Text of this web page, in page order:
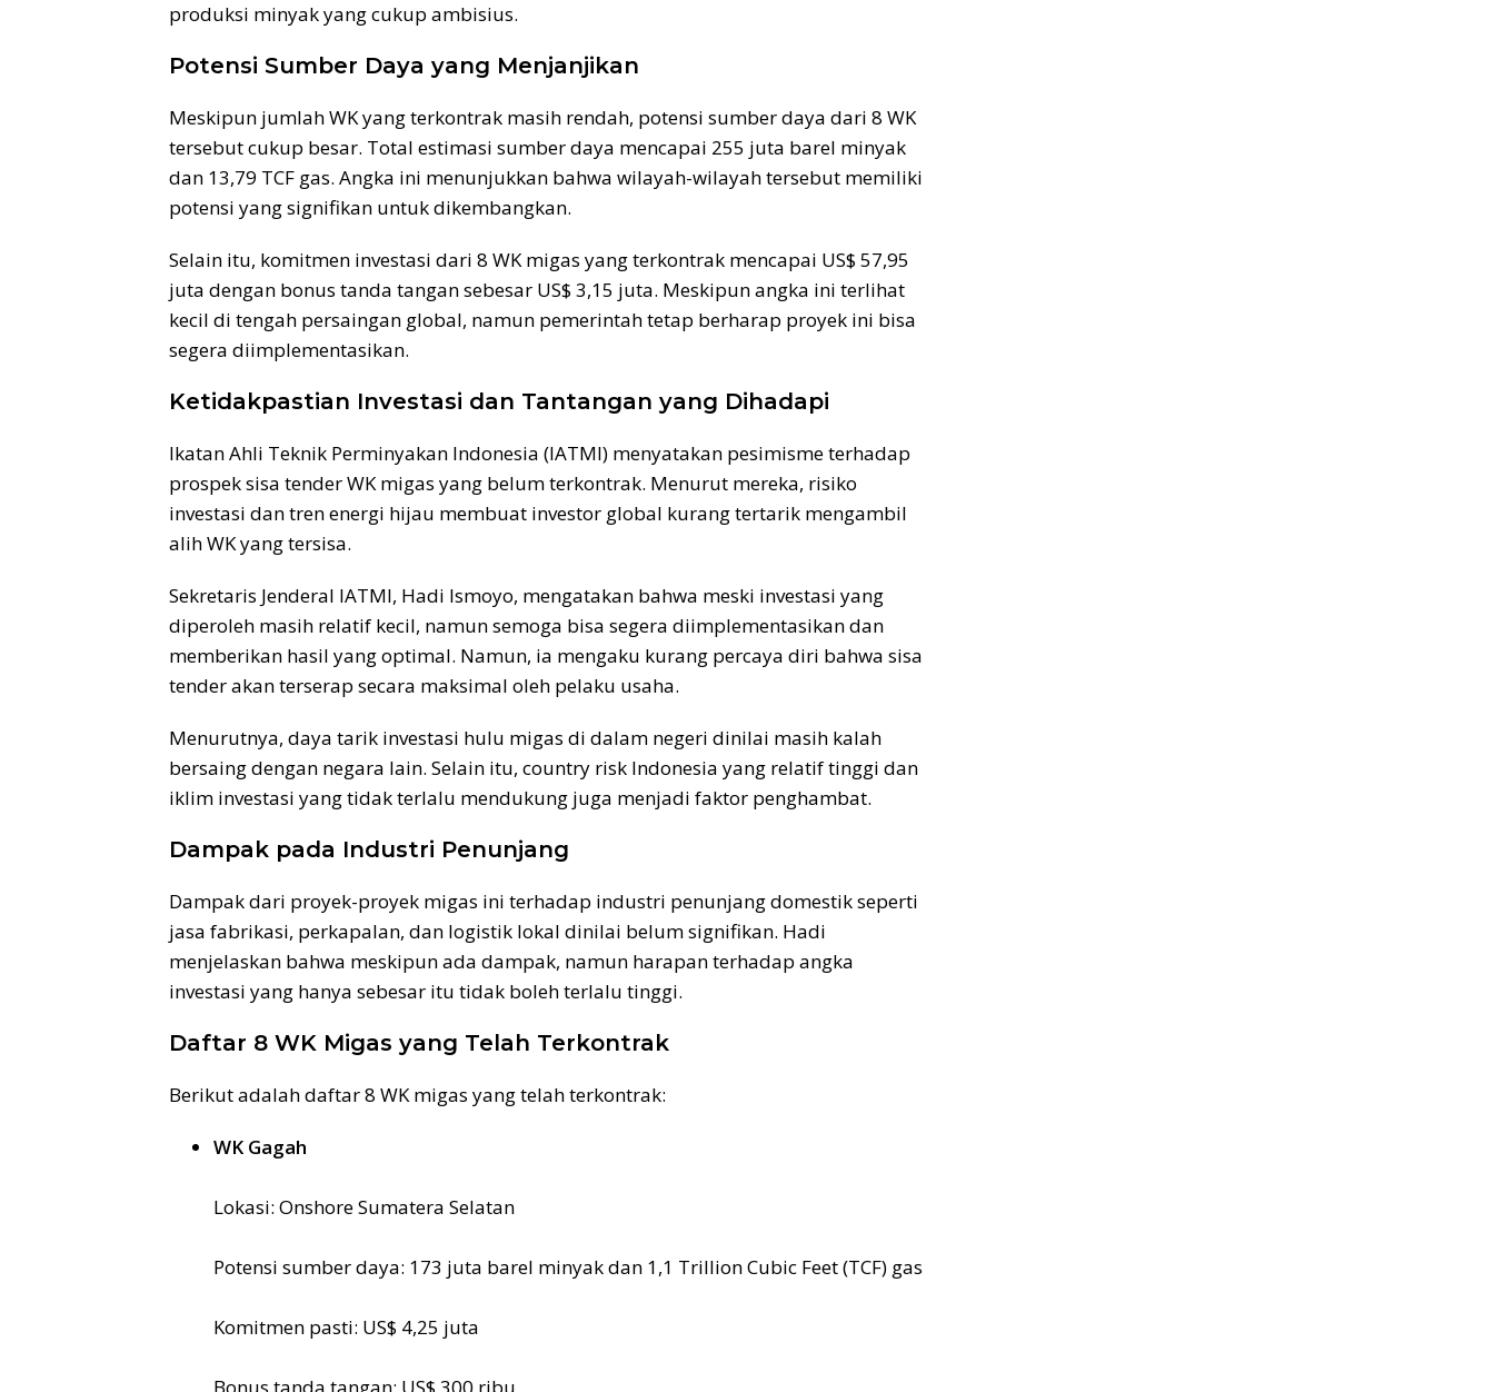
produksi minyak yang cukup ambisius.
Potensi Sumber Daya yang Menjanjikan
Meskipun jumlah WK yang terkontrak masih rendah, potensi sumber daya dari 8 WK
tersebut cukup besar. Total estimasi sumber daya mencapai 255 juta barel minyak
dan 13,79 TCF gas. Angka ini menunjukkan bahwa wilayah-wilayah tersebut memiliki
potensi yang signifikan untuk dikembangkan.
Selain itu, komitmen investasi dari 8 WK migas yang terkontrak mencapai US$ 57,95
juta dengan bonus tanda tangan sebesar US$ 3,15 juta. Meskipun angka ini terlihat
kecil di tengah persaingan global, namun pemerintah tetap berharap proyek ini bisa
segera diimplementasikan.
Ketidakpastian Investasi dan Tantangan yang Dihadapi
Ikatan Ahli Teknik Perminyakan Indonesia (IATMI) menyatakan pesimisme terhadap
prospek sisa tender WK migas yang belum terkontrak. Menurut mereka, risiko
investasi dan tren energi hijau membuat investor global kurang tertarik mengambil
alih WK yang tersisa.
Sekretaris Jenderal IATMI, Hadi Ismoyo, mengatakan bahwa meski investasi yang
diperoleh masih relatif kecil, namun semoga bisa segera diimplementasikan dan
memberikan hasil yang optimal. Namun, ia mengaku kurang percaya diri bahwa sisa
tender akan terserap secara maksimal oleh pelaku usaha.
Menurutnya, daya tarik investasi hulu migas di dalam negeri dinilai masih kalah
bersaing dengan negara lain. Selain itu, country risk Indonesia yang relatif tinggi dan
iklim investasi yang tidak terlalu mendukung juga menjadi faktor penghambat.
Dampak pada Industri Penunjang
Dampak dari proyek-proyek migas ini terhadap industri penunjang domestik seperti
jasa fabrikasi, perkapalan, dan logistik lokal dinilai belum signifikan. Hadi
menjelaskan bahwa meskipun ada dampak, namun harapan terhadap angka
investasi yang hanya sebesar itu tidak boleh terlalu tinggi.
Daftar 8 WK Migas yang Telah Terkontrak
Berikut adalah daftar 8 WK migas yang telah terkontrak:
WK Gagah
Lokasi: Onshore Sumatera Selatan
Potensi sumber daya: 173 juta barel minyak dan 1,1 Trillion Cubic Feet (TCF) gas
Komitmen pasti: US$ 4,25 juta